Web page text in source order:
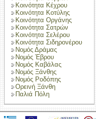
Κοινότητα Κέχρου
Κοινότητα Κοτύλης
Κοινότητα Οργάνης
Κοινότητα Σατρών
Κοινότητα Σελέρου
Κοινότητα Σιδηρονέρου
Νομός Δράμας
Νομός Έβρου
Νομός Καβάλας
Νομός Ξάνθης
Νομός Ροδόπης
Ορεινή Ξάνθη
Παλιά Πόλη